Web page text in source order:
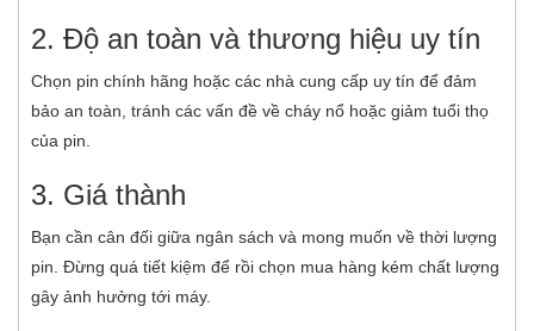
2. Độ an toàn và thương hiệu uy tín
Chọn pin chính hãng hoặc các nhà cung cấp uy tín để đảm
bảo an toàn, tránh các vấn đề về cháy nổ hoặc giảm tuổi thọ
của pin.
3. Giá thành
Bạn cần cân đối giữa ngân sách và mong muốn về thời lượng
pin. Đừng quá tiết kiệm để rồi chọn mua hàng kém chất lượng
gây ảnh hưởng tới máy.